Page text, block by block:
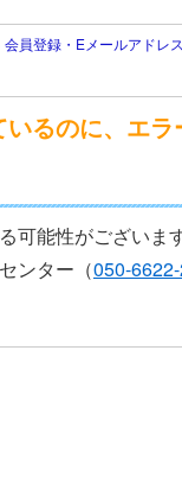
会員登録・Eメールアドレ
るのに、エ
可能性がございま
ンター（050-